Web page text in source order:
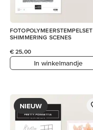
FOTOPOLYMEERSTEMPELSET
SHIMMERING SCENES
€ 25,00
In winkelmandje
NIEUW